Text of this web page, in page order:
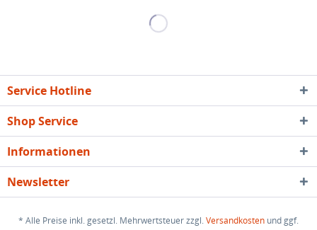
Service Hotline
Shop Service
Informationen
Newsletter
* Alle Preise inkl. gesetzl. Mehrwertsteuer zzgl.Versandkosten und ggf.